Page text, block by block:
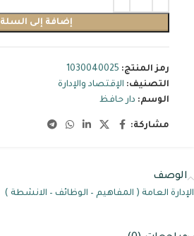
إضافة إلى السلة
رمز المنتج: 1030040025
التصنيف: الإقتصاد والإدارة
الوسم: دار حافظ
مشاركة:
الوصف
الإدارة العامة ( المفاهيم – الوظائف – الانشطة )